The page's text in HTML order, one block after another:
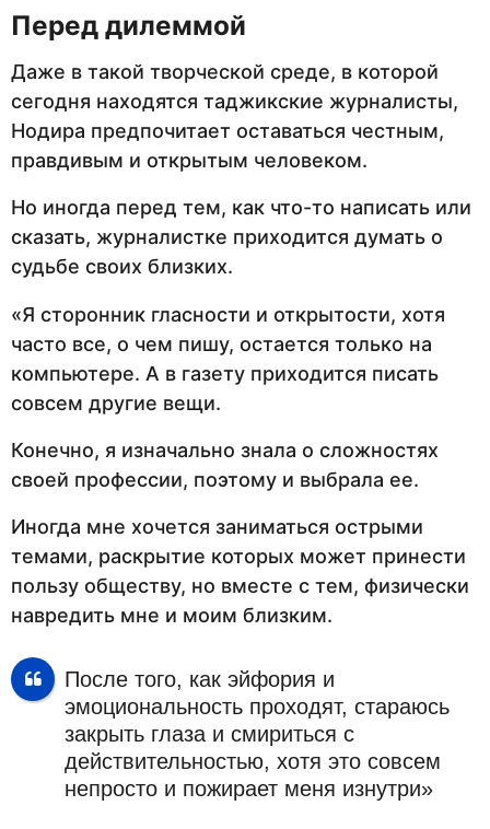
Перед дилеммой
Даже в такой творческой среде, в которой
сегодня находятся таджикские журналисты,
Нодира предпочитает оставаться честным,
правдивым и открытым человеком.
Но иногда перед тем, как что-то написать или
сказать, журналистке приходится думать о
судьбе своих близких.
«Я сторонник гласности и открытости, хотя
часто все, о чем пишу, остается только на
компьютере. А в газету приходится писать
совсем другие вещи.
Конечно, я изначально знала о сложностях
своей профессии, поэтому и выбрала ее.
Иногда мне хочется заниматься острыми
темами, раскрытие которых может принести
пользу обществу, но вместе с тем, физически
навредить мне и моим близким.
После того, как эйфория и
эмоциональность проходят, стараюсь
закрыть глаза и смириться с
действительностью, хотя это совсем
непросто и пожирает меня изнутри»